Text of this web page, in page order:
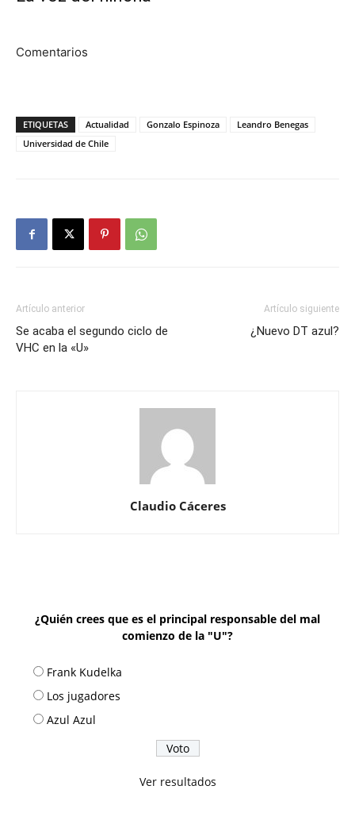
Comentarios
ETIQUETAS Actualidad Gonzalo Espinoza
Leandro Benegas
Universidad de Chile
Artículo anterior
Se acaba el segundo ciclo de
VHC en la «U»
Artículo siguiente
¿Nuevo DT azul?
Claudio Cáceres
¿Quién crees que es el principal responsable del mal
comienzo de la "U"?
Frank Kudelka
Los jugadores
Azul Azul
Ver resultados